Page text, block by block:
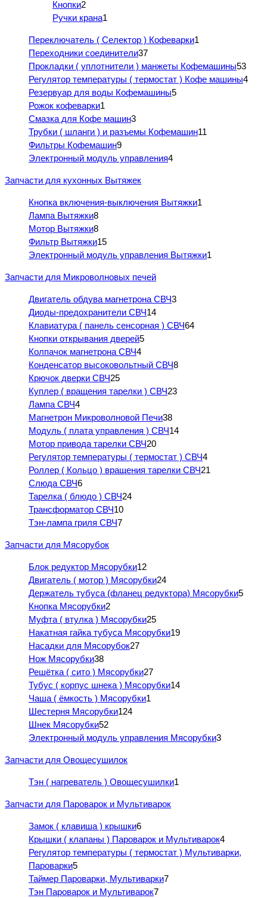
Кнопки2
Ручки крана1
Переключатель ( Селектор ) Кофеварки1
Переходники соединители37
Прокладки ( уплотнители ) манжеты Кофемашины53
Регулятор температуры ( термостат ) Кофе машины4
Резервуар для воды Кофемашины5
Рожок кофеварки1
Смазка для Кофе машин3
Трубки ( шланги ) и разъемы Кофемашин11
Фильтры Кофемашин9
Электронный модуль управления4
Запчасти для кухонных Вытяжек
Кнопка включения-выключения Вытяжки1
Лампа Вытяжки8
Мотор Вытяжки8
Фильтр Вытяжки15
Электронный модуль управления Вытяжки1
Запчасти для Микроволновых печей
Двигатель обдува магнетрона СВЧ3
Диоды-предохранители СВЧ14
Клавиатура ( панель сенсорная ) СВЧ64
Кнопки открывания дверей5
Колпачок магнетрона СВЧ4
Конденсатор высоковольтный СВЧ8
Крючок дверки СВЧ25
Куплер ( вращения тарелки ) СВЧ23
Лампа СВЧ4
Магнетрон Микроволновой Печи38
Модуль ( плата управления ) СВЧ14
Мотор привода тарелки СВЧ20
Регулятор температуры ( термостат ) СВЧ4
Роллер ( Кольцо ) вращения тарелки СВЧ21
Слюда СВЧ6
Тарелка ( блюдо ) СВЧ24
Трансформатор СВЧ10
Тэн-лампа гриля СВЧ7
Запчасти для Мясорубок
Блок редуктор Мясорубки12
Двигатель ( мотор ) Мясорубки24
Держатель тубуса (фланец редуктора) Мясорубки5
Кнопка Мясорубки2
Муфта ( втулка ) Мясорубки25
Накатная гайка тубуса Мясорубки19
Насадки для Мясорубок27
Нож Мясорубки38
Решётка ( сито ) Мясорубки27
Тубус ( корпус шнека ) Мясорубки14
Чаша ( ёмкость ) Мясорубки1
Шестерня Мясорубки124
Шнек Мясорубки52
Электронный модуль управления Мясорубки3
Запчасти для Овощесушилок
Тэн ( нагреватель ) Овощесушилки1
Запчасти для Пароварок и Мультиварок
Замок ( клавиша ) крышки6
Крышки ( клапаны ) Пароварок и Мультиварок4
Регулятор температуры ( термостат ) Мультиварки,
Пароварки5
Таймер Пароварки, Мультиварки7
Тэн Пароварок и Мультиварок7